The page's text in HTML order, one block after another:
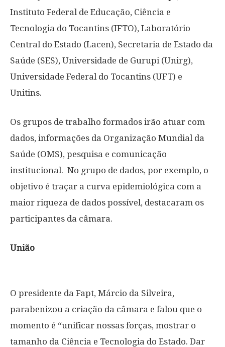
Instituto Federal de Educação, Ciência e
Tecnologia do Tocantins (IFTO), Laboratório
Central do Estado (Lacen), Secretaria de Estado da
Saúde (SES), Universidade de Gurupi (Unirg),
Universidade Federal do Tocantins (UFT) e
Unitins.
Os grupos de trabalho formados irão atuar com
dados, informações da Organização Mundial da
Saúde (OMS), pesquisa e comunicação
institucional. No grupo de dados, por exemplo, o
objetivo é traçar a curva epidemiológica com a
maior riqueza de dados possível, destacaram os
participantes da câmara.
União
O presidente da Fapt, Márcio da Silveira,
parabenizou a criação da câmara e falou que o
momento é “unificar nossas forças, mostrar o
tamanho da Ciência e Tecnologia do Estado. Dar